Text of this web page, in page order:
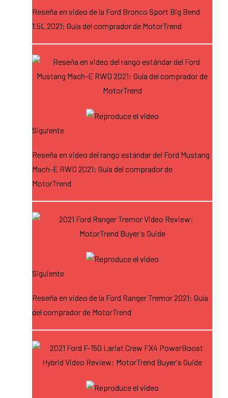
Reseña en video de la Ford Bronco Sport Big Bend
1.5L 2021: Guía del comprador de MotorTrend
Siguiente
Reseña en video del rango estándar del Ford Mustang
Mach-E RWD 2021: Guía del comprador de
MotorTrend
Siguiente
Reseña en video de la Ford Ranger Tremor 2021: Guía
del comprador de MotorTrend